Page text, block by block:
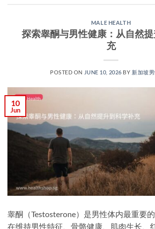
MALE HEALTH
探索睾酮与男性健康：从自然
充
POSTED ON JUNE 10, 2026 BY 新加坡
10
Jun
睾酮（Testosterone）是男性体内最重要
在维持男性特征、骨骼健康、肌肉生长、